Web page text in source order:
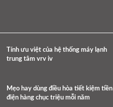
Tính ưu việt của hệ thống máy lạnh
trung tâm vrv iv
Mẹo hay dùng điều hòa tiết kiệm tiền
điện hàng chục triệu mỗi năm